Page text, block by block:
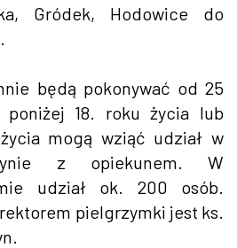
Gródek, Hodowice do
będą pokonywać od 25
18. roku życia lub
mogą wziąć udział w
z opiekunem. W
udział ok. 200 osób.
pielgrzymki jest ks.